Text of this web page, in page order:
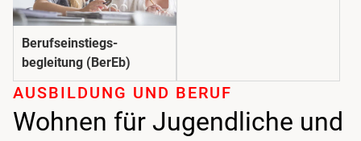
Berufseinstiegs­
begleitung (BerEb)
Wohnen für Jugendliche und
AUSBILDUNG UND BERUF